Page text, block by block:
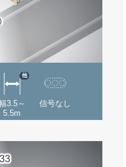
3.5～
5.5m
他
信号なし